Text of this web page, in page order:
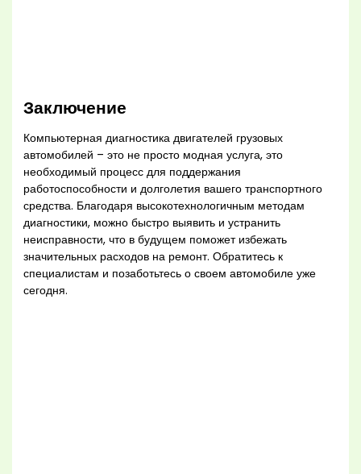
Заключение
Компьютерная диагностика двигателей грузовых
автомобилей – это не просто модная услуга, это
необходимый процесс для поддержания
работоспособности и долголетия вашего транспортного
средства. Благодаря высокотехнологичным методам
диагностики, можно быстро выявить и устранить
неисправности, что в будущем поможет избежать
значительных расходов на ремонт. Обратитесь к
специалистам и позаботьтесь о своем автомобиле уже
сегодня.